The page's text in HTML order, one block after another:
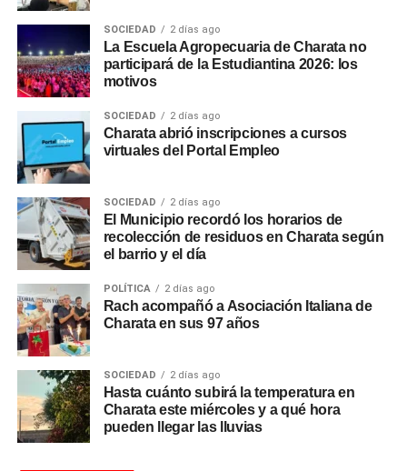
SOCIEDAD 2 días ago
La Escuela Agropecuaria de Charata no
participará de la Estudiantina 2026: los
motivos
SOCIEDAD 2 días ago
Charata abrió inscripciones a cursos
virtuales del Portal Empleo
SOCIEDAD 2 días ago
El Municipio recordó los horarios de
recolección de residuos en Charata según
el barrio y el día
POLÍTICA 2 días ago
Rach acompañó a Asociación Italiana de
Charata en sus 97 años
SOCIEDAD 2 días ago
Hasta cuánto subirá la temperatura en
Charata este miércoles y a qué hora
pueden llegar las lluvias